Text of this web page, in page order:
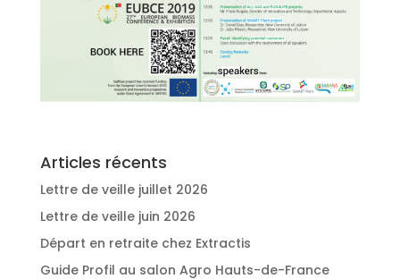
Articles récents
Lettre de veille juillet 2026
Lettre de veille juin 2026
Départ en retraite chez Extractis
Guide Profil au salon Agro Hauts-de-France